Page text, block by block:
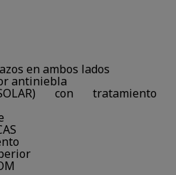
en ambos lados
antiniebla
con tratamiento